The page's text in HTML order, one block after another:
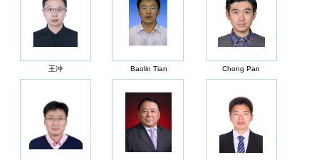
王冲 Baolin Tian Chong Pan